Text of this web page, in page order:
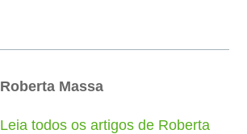
Roberta Massa
Leia todos os artigos de Roberta